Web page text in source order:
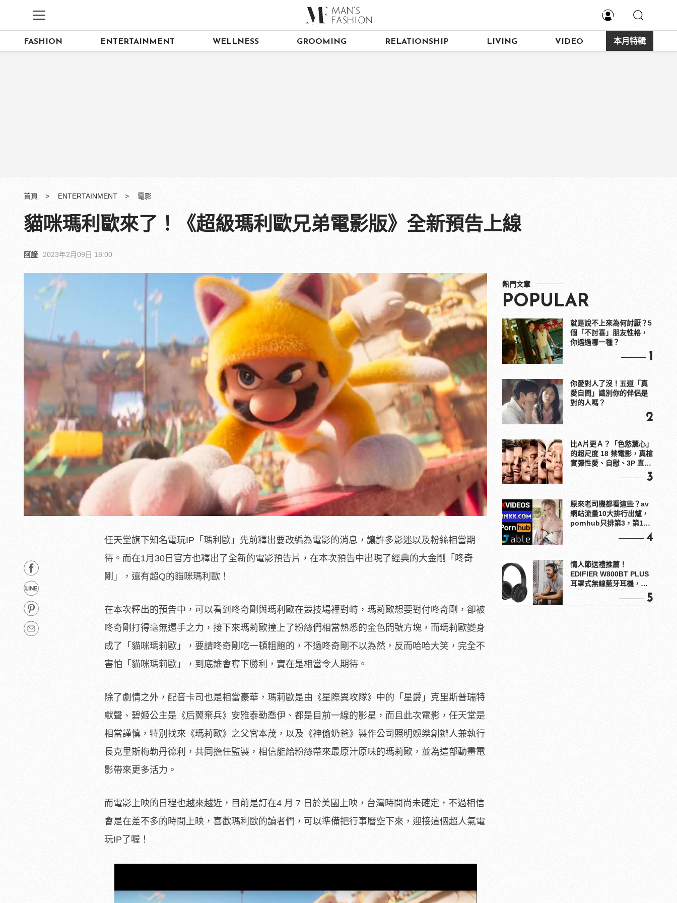
FASHION ENTERTAINMENT WELLNESS GROOMING RELATIONSHIP LIVING VIDEO 本月特輯
首頁 ENTERTAINMENT 電影
貓咪瑪利歐來了！《超級瑪利歐兄弟電影版》全新預告上線
阿諦 2023年2月09日 18:00
任天堂旗下知名電玩IP「瑪利歐」先前釋出要改編為電影的消息，讓許多影迷以及粉絲相當期
待。而在1月30日官方也釋出了全新的電影預告片，在本次預告中出現了經典的大金剛「咚奇
剛」，還有超Q的貓咪瑪利歐！
在本次釋出的預告中，可以看到咚奇剛與瑪利歐在競技場裡對峙，瑪莉歐想要對付咚奇剛，卻被
咚奇剛打得毫無還手之力，接下來瑪莉歐撞上了粉絲們相當熟悉的金色問號方塊，而瑪莉歐變身
成了「貓咪瑪莉歐」，要請咚奇剛吃一頓粗飽的，不過咚奇剛不以為然，反而哈哈大笑，完全不
害怕「貓咪瑪莉歐」，到底誰會奪下勝利，實在是相當令人期待。
除了劇情之外，配音卡司也是相當豪華，瑪莉歐是由《星際異攻隊》中的「星爵」克里斯普瑞特
獻聲、碧姬公主是《后翼棄兵》安雅泰勒喬伊、都是目前一線的影星，而且此次電影，任天堂是
相當謹慎，特別找來《瑪莉歐》之父宮本茂，以及《神偷奶爸》製作公司照明娛樂創辦人兼執行
長克里斯梅勒丹德利，共同擔任監製，相信能給粉絲帶來最原汁原味的瑪莉歐，並為這部動畫電
影帶來更多活力。
而電影上映的日程也越來越近，目前是訂在4 月 7 日於美國上映，台灣時間尚未確定，不過相信
會是在差不多的時間上映，喜歡瑪利歐的讀者們，可以準備把行事曆空下來，迎接這個超人氣電
玩IP了喔！
熱門文章
POPULAR
就是說不上來為何討厭？5
個「不討喜」朋友性格，
你遇過哪一種？
1
你愛對人了沒！五道「真
愛自問」識別你的伴侶是
對的人嗎？
2
比A片更Ａ？「色慾薰心」
的超尺度 18 禁電影，真槍
實彈性愛、自慰、3P 直接
3
原來老司機都看這些？av
網站流量10大排行出爐，
pornhub只排第3，第1名
4
情人節送禮推薦！
EDIFIER W800BT PLUS
耳罩式無線藍牙耳機，在
5